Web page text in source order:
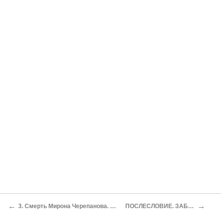
← 3. Смерть Мирона Черепанова. Аммос Черепанов продолжает работу ПОСЛЕСЛОВИЕ. ЗАБЫТЫ И ОТКРЫТЫ ВНОВЬ →